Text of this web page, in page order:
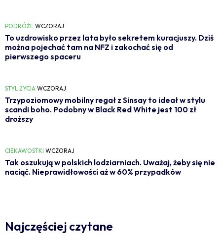
PODRÓŻE WCZORAJ
To uzdrowisko przez lata było sekretem kuracjuszy. Dziś
można pojechać tam na NFZ i zakochać się od
pierwszego spaceru
STYL ŻYCIA WCZORAJ
Trzypoziomowy mobilny regał z Sinsay to ideał w stylu
scandi boho. Podobny w Black Red White jest 100 zł
droższy
CIEKAWOSTKI WCZORAJ
Tak oszukują w polskich lodziarniach. Uważaj, żeby się nie
naciąć. Nieprawidłowości aż w 60% przypadków
Najczęściej czytane